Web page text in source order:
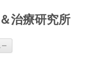
治療研究所
ー